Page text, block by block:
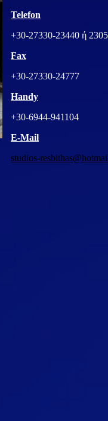
Telefon
+30-27330-23440 ή
Fax
+30-27330-24777
Handy
+30-6944-941104
E-Mail
studios-